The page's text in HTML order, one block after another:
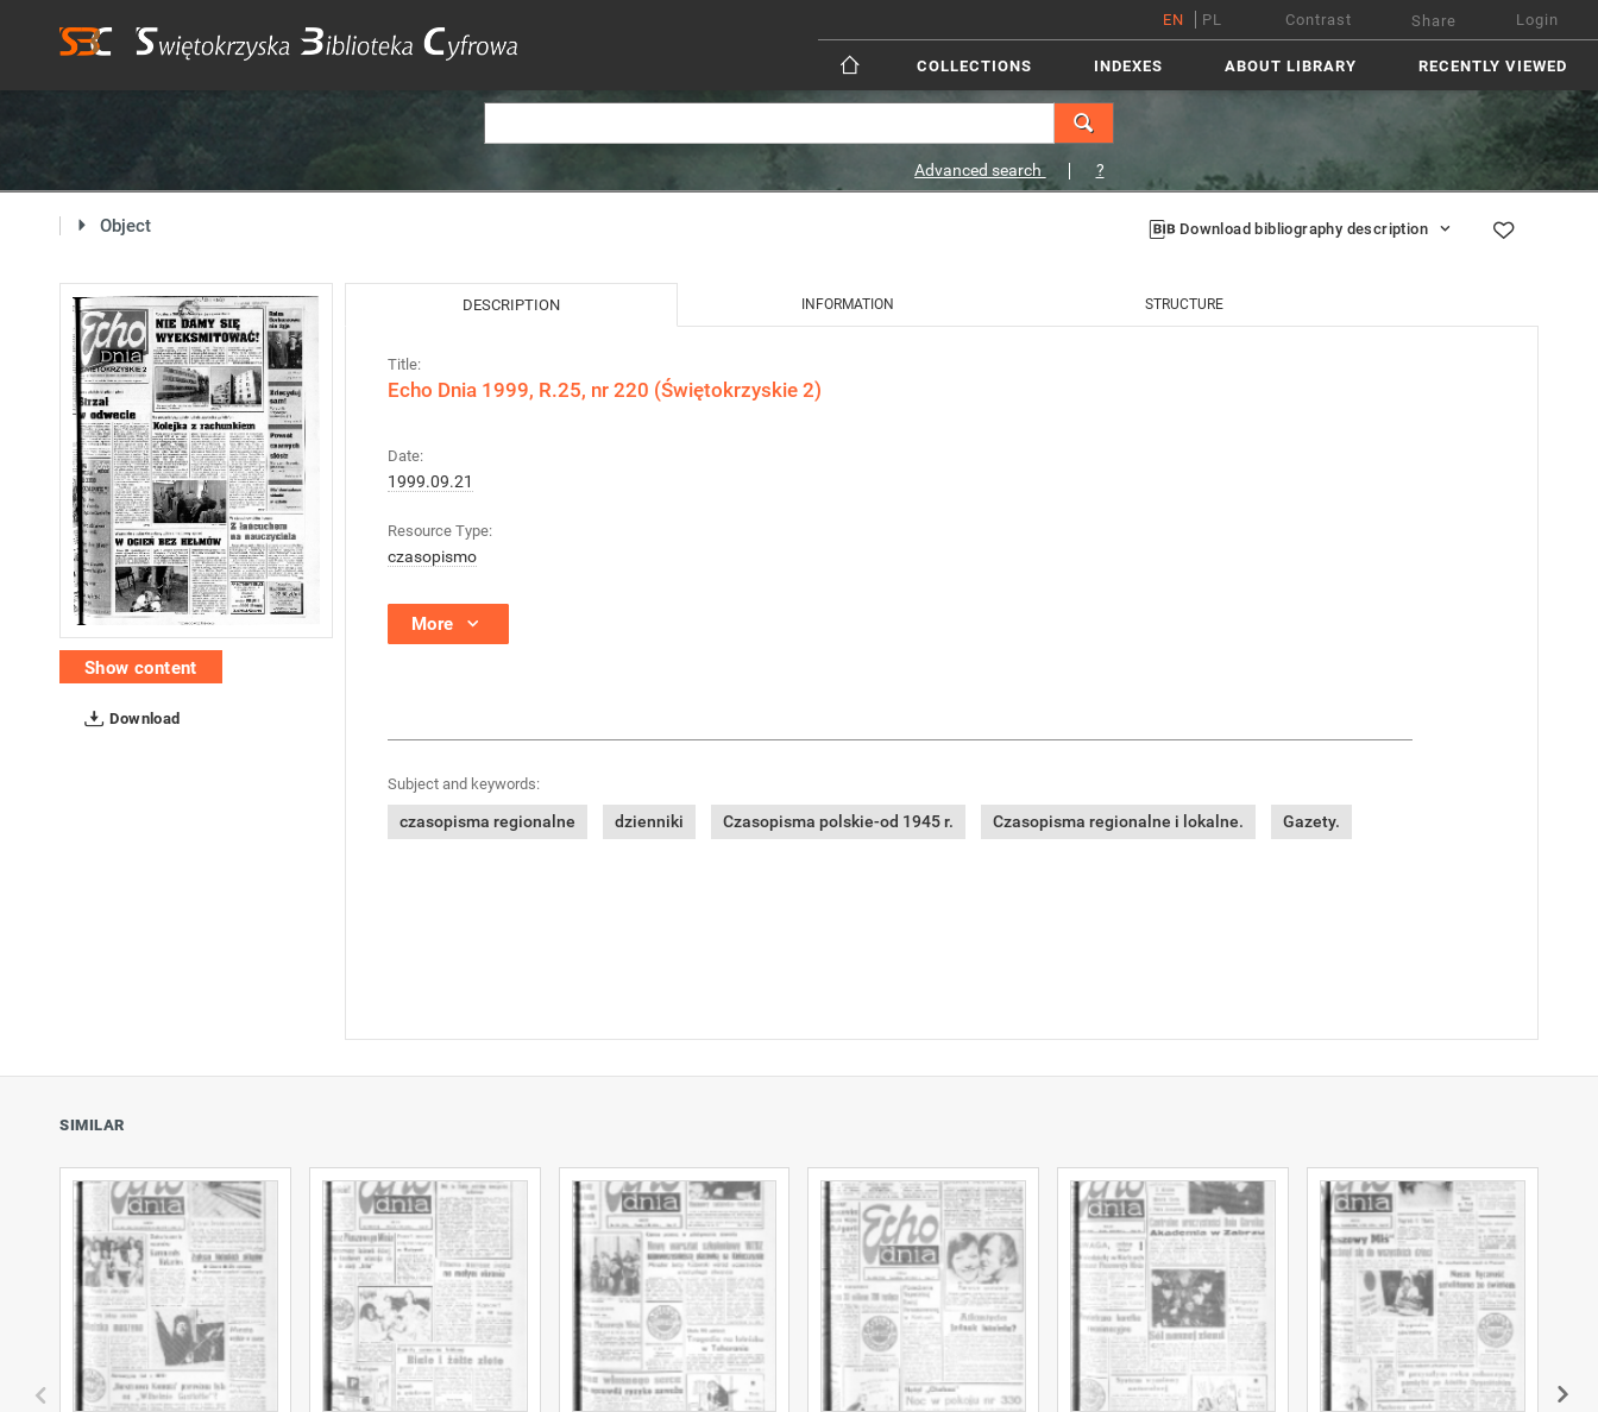
EN PL Contrast Share Login
COLLECTIONS INDEXES ABOUT LIBRARY RECENTLY VIEWED
Advanced search ?
Object Download bibliography description
Show content
Download
DESCRIPTION INFORMATION STRUCTURE
Title:
Echo Dnia 1999, R.25, nr 220 (Świętokrzyskie 2)
Date:
1999.09.21
Resource Type:
czasopismo
More
Subject and keywords:
czasopisma regionalne dzienniki Czasopisma polskie-od 1945 r. Czasopisma regionalne i lokalne. Gazety.
SIMILAR